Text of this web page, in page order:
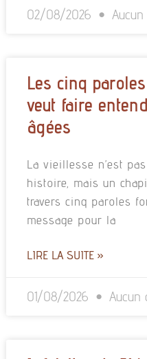
02/08/2026
Les cinq
veut faire
âgées
La vieillesse n’est
histoire, mais un
travers cinq paroles
message pour la
LIRE LA SUITE »
01/08/2026 Aucun